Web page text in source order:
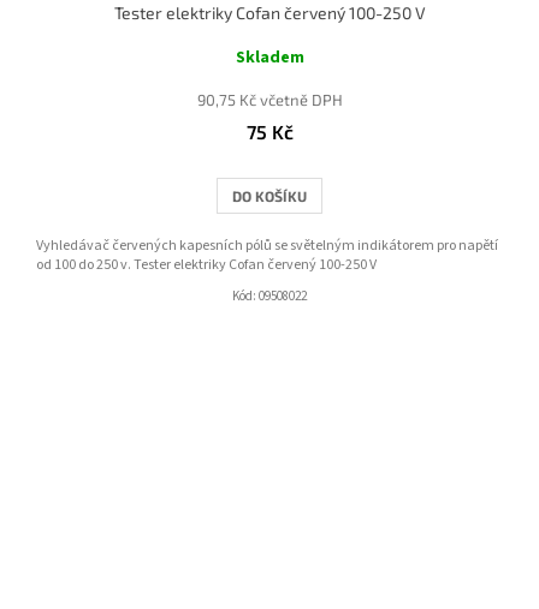
Tester elektriky Cofan červený 100-250 V
Skladem
90,75 Kč včetně DPH
75 Kč
DO KOŠÍKU
Vyhledávač červených kapesních pólů se světelným indikátorem pro napětí
od 100 do 250 v. Tester elektriky Cofan červený 100-250 V
Kód: 09508022